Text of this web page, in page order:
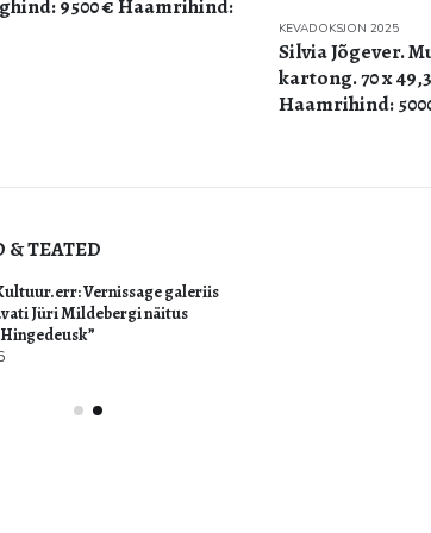
9500 € Haamrihind:
KEVADOKSJON 2025
Silvia Jõgever.
kartong. 70 x
Haamrihind:
& TEATED
Vernissage galeriis
Jüri Mildebergi näitus